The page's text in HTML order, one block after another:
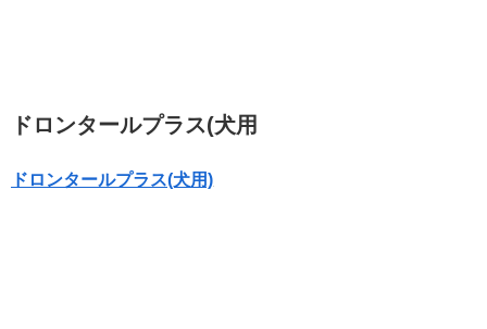
ドロンタールプラス(犬用
ドロンタールプラス(犬用)